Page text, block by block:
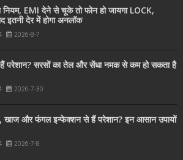
नियम, EMI देने से चूके तो फोन हो जायगा LOCK,
इतनी देर में होगा अनलॉक
2026-8-7
हैं परेशान? सरसों का तेल और सेंधा नमक से कम हो सकता है
2026-7-30
खाज और फंगल इन्फेक्शन से हैं परेशान? इन आसान उपायों
2026-7-8